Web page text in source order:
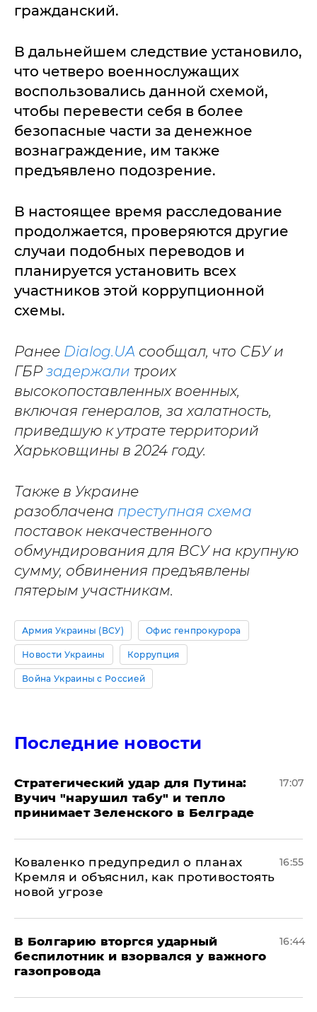
гражданский.
В дальнейшем следствие установило,
что четверо военнослужащих
воспользовались данной схемой,
чтобы перевести себя в более
безопасные части за денежное
вознаграждение, им также
предъявлено подозрение.
В настоящее время расследование
продолжается, проверяются другие
случаи подобных переводов и
планируется установить всех
участников этой коррупционной
схемы.
Ранее Dialog.UA сообщал, что СБУ и
ГБР задержали троих
высокопоставленных военных,
включая генералов, за халатность,
приведшую к утрате территорий
Харьковщины в 2024 году.
Также в Украине
разоблачена преступная схема
поставок некачественного
обмундирования для ВСУ на крупную
сумму, обвинения предъявлены
пятерым участникам.
Армия Украины (ВСУ) Офис генпрокурора
Новости Украины Коррупция
Война Украины с Россией
Последние новости
Стратегический удар для Путина:
Вучич "нарушил табу" и тепло
принимает Зеленского в Белграде
17:07
Коваленко предупредил о планах
Кремля и объяснил, как противостоять
новой угрозе
16:55
В Болгарию вторгся ударный
беспилотник и взорвался у важного
газопровода
16:44